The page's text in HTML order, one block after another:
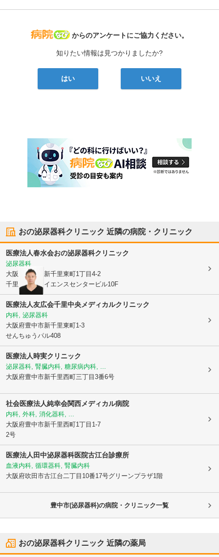
病院なび
からのアンケートにご協力ください。
知りたい情報は見つかりましたか?
はい いいえ
おの泌尿器科クリニック 近隣の病院・クリニック
医療法人春水会おの泌尿器科クリニック
泌尿器科
大阪府豊中市 新千里東町1丁目4-2
千里ライフサイエンスセンタービル10F
医療法人友広会千里中央メディカルクリニック
内科, 泌尿器科
大阪府豊中市新千里東町1-3
せんちゅうパル408
医療法人時実クリニック
泌尿器科, 腎臓内科, 糖尿病内科, ...
大阪府豊中市新千里西町三丁目3番6号
社会医療法人純幸会関西メディカル病院
内科, 外科, 消化器科, ...
大阪府豊中市新千里西町1丁目1-7
2号
医療法人田中泌尿器科医院古江台診療所
血液内科, 循環器科, 腎臓内科
大阪府吹田市古江台二丁目10番17号グリーンプラザ1階
豊中市(泌尿器科)の病院・クリニック一覧
おの泌尿器科クリニック 近隣の薬局